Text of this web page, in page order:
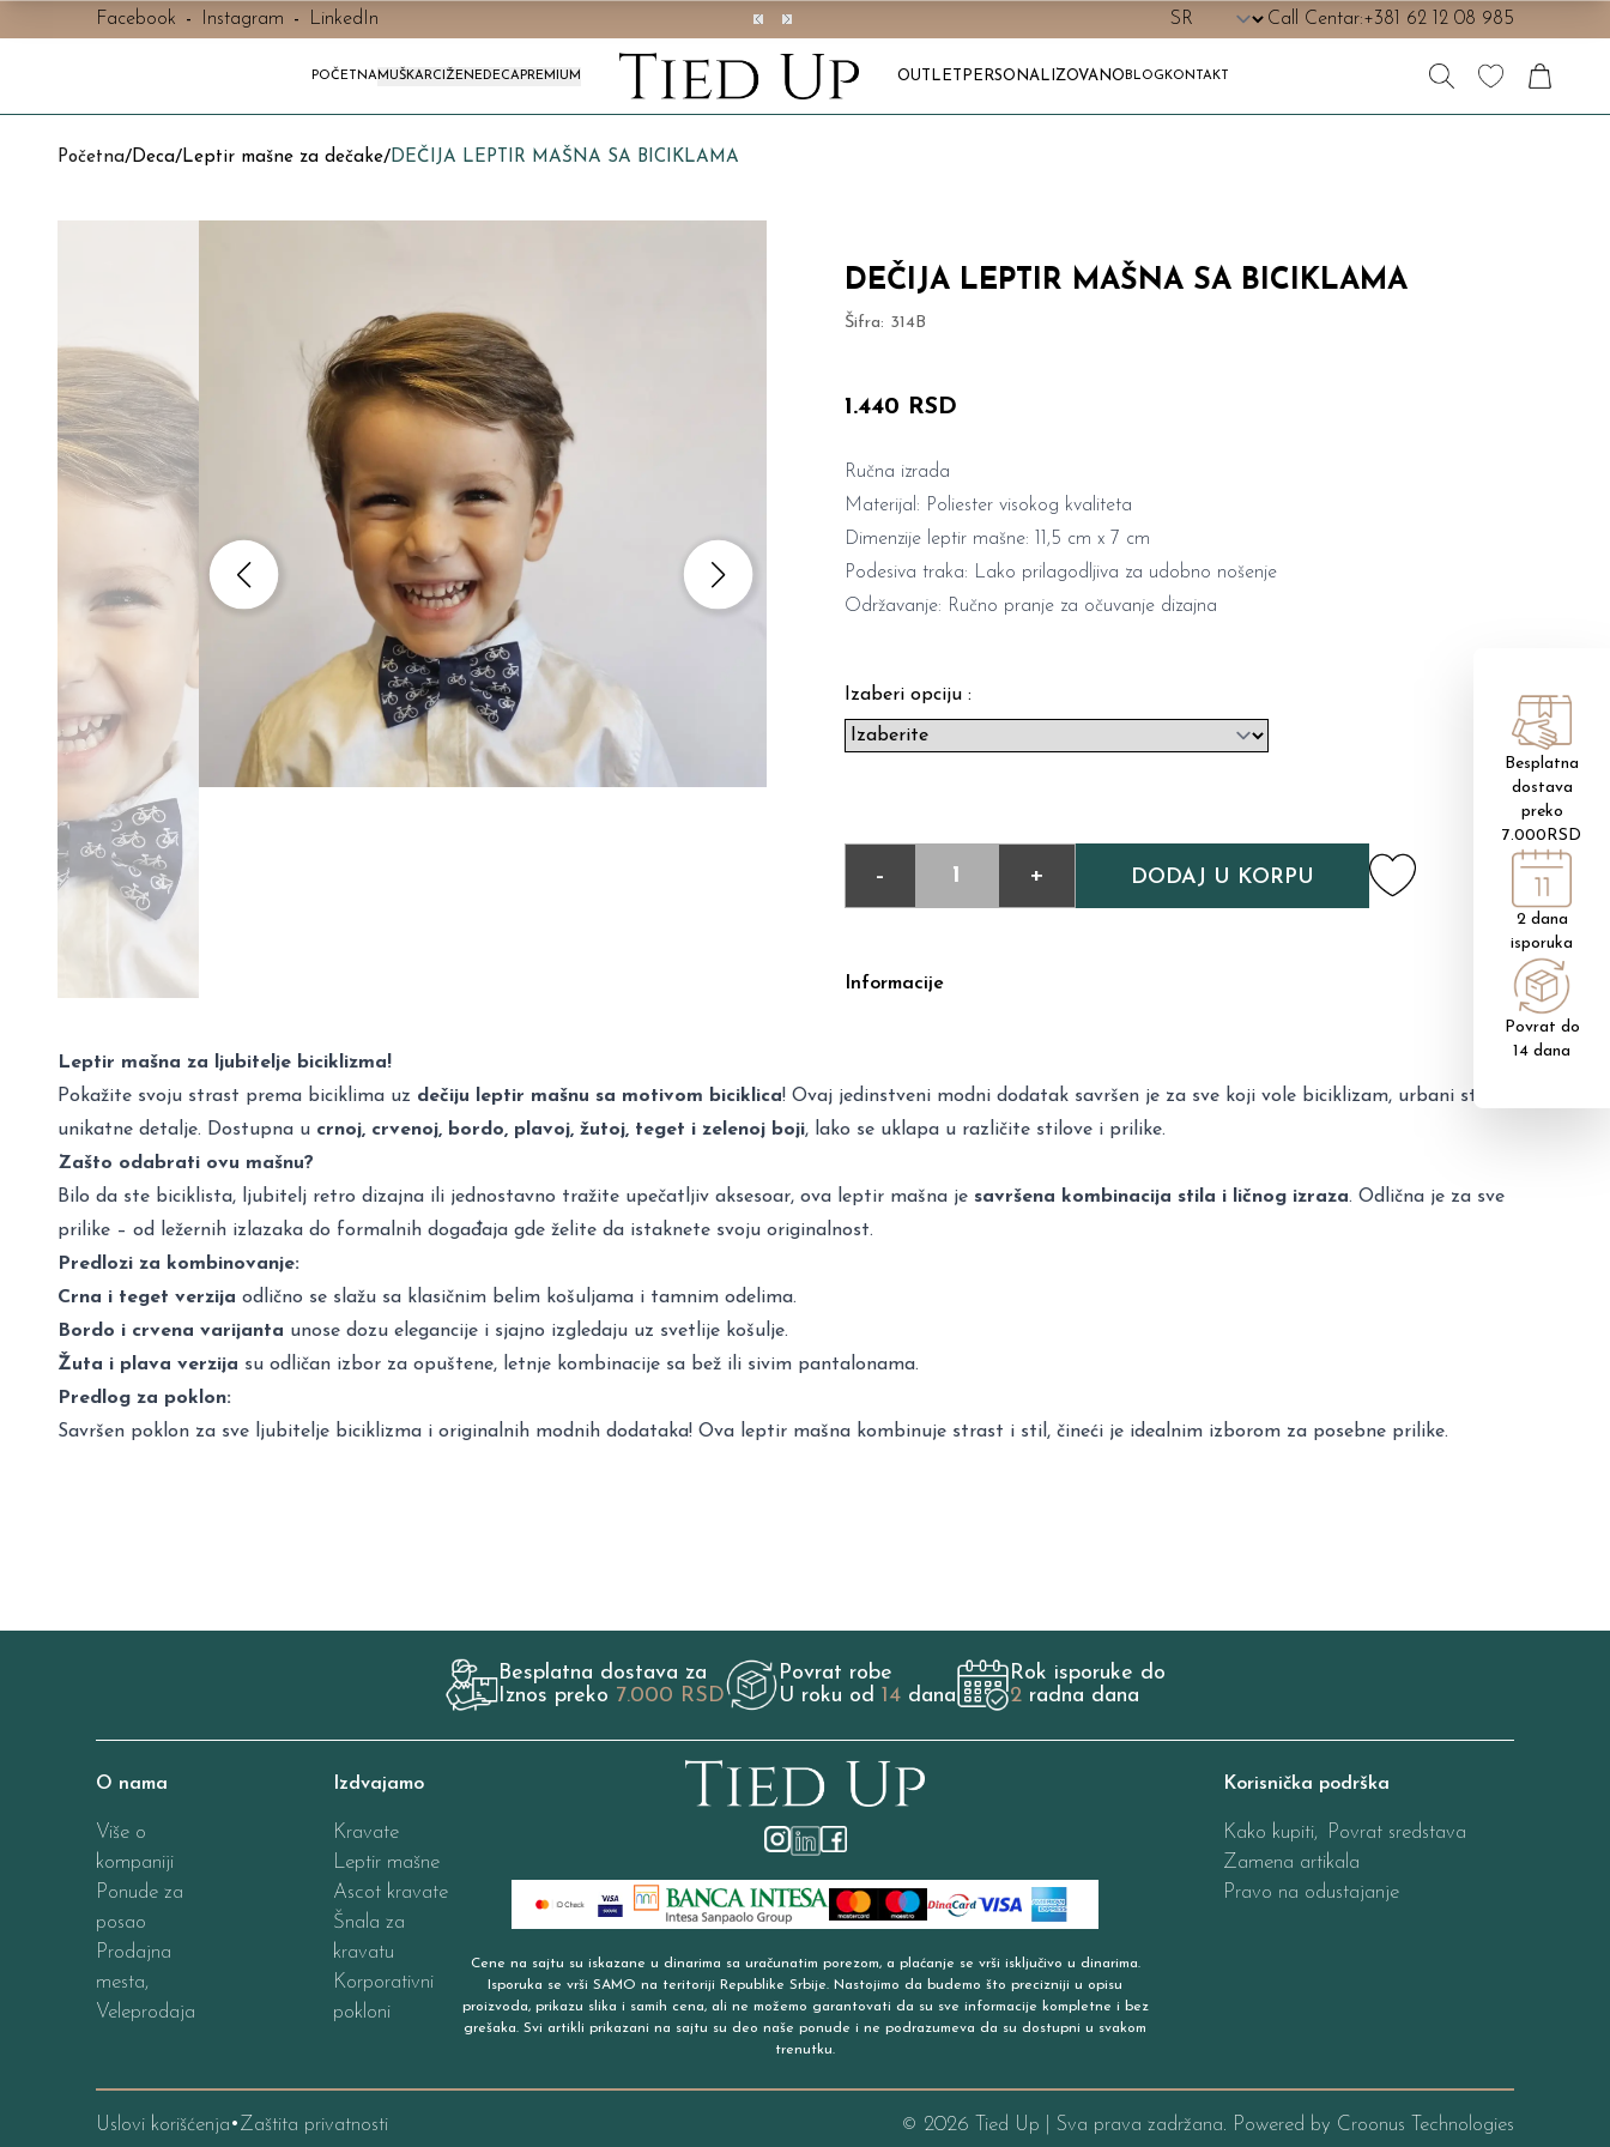
Facebook - Instagram - LinkedIn Call Centar:+381 62 12 08 985
POČETNAMUŠKARCI ŽENEDECAPREMIUM OUTLET PERSONALIZOVANO BLOG KONTAKT
Početna/Deca/Leptir mašne za dečake/DEČIJA LEPTIR MAŠNA SA BICIKLAMA
DEČIJA LEPTIR MAŠNA SA BICIKLAMA
Šifra: 314B
1.440 RSD
Ručna izrada
Materijal: Poliester visokog kvaliteta
Dimenzije leptir mašne: 11,5 cm x 7 cm
Podesiva traka: Lako prilagodljiva za udobno nošenje
Održavanje: Ručno pranje za očuvanje dizajna
Izaberi opciju :
- + DODAJ U KORPU
Informacije
Leptir mašna za ljubitelje biciklizma!
Pokažite svoju strast prema biciklima uz dečiju leptir mašnu sa motivom biciklica! Ovaj jedinstveni modni dodatak savršen je za sve koji vole biciklizam, urbani stil i
unikatne detalje. Dostupna u crnoj, crvenoj, bordo, plavoj, žutoj, teget i zelenoj boji, lako se uklapa u različite stilove i prilike.
Zašto odabrati ovu mašnu?
Bilo da ste biciklista, ljubitelj retro dizajna ili jednostavno tražite upečatljiv aksesoar, ova leptir mašna je savršena kombinacija stila i ličnog izraza. Odlična je za sve
prilike – od ležernih izlazaka do formalnih događaja gde želite da istaknete svoju originalnost.
Predlozi za kombinovanje:
Crna i teget verzija odlično se slažu sa klasičnim belim košuljama i tamnim odelima.
Bordo i crvena varijanta unose dozu elegancije i sjajno izgledaju uz svetlije košulje.
Žuta i plava verzija su odličan izbor za opuštene, letnje kombinacije sa bež ili sivim pantalonama.
Predlog za poklon:
Savršen poklon za sve ljubitelje biciklizma i originalnih modnih dodataka! Ova leptir mašna kombinuje strast i stil, čineći je idealnim izborom za posebne prilike.
Besplatna
dostava
preko
7.000RSD
2 dana
isporuka
Povrat do
14 dana
Besplatna dostava za
Iznos preko 7.000 RSD
Povrat robe
U roku od 14 dana
Rok isporuke do
2 radna dana
O nama
Više o
kompaniji
Ponude za
posao
Prodajna
mesta,
Veleprodaja
Izdvajamo
Kravate
Leptir mašne
Ascot kravate
Šnala za
kravatu
Korporativni
pokloni
Cene na sajtu su iskazane u dinarima sa uračunatim porezom, a plaćanje se vrši isključivo u dinarima.
Isporuka se vrši SAMO na teritoriji Republike Srbije. Nastojimo da budemo što precizniji u opisu
proizvoda, prikazu slika i samih cena, ali ne možemo garantovati da su sve informacije kompletne i bez
grešaka. Svi artikli prikazani na sajtu su deo naše ponude i ne podrazumeva da su dostupni u svakom
trenutku.
Korisnička podrška
Kako kupiti, Povrat sredstava
Zamena artikala
Pravo na odustajanje
Uslovi korišćenja•Zaštita privatnosti © 2026 Tied Up | Sva prava zadržana. Powered by Croonus Technologies